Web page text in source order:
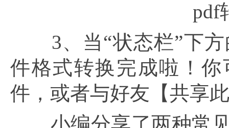
pdf
3、当“状态栏”下方
件格式转换完成啦！
件，或者与好友【共享